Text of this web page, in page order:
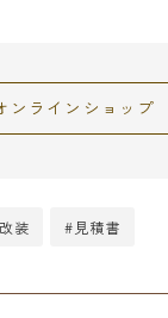
ンラインショップ
装 #見積書